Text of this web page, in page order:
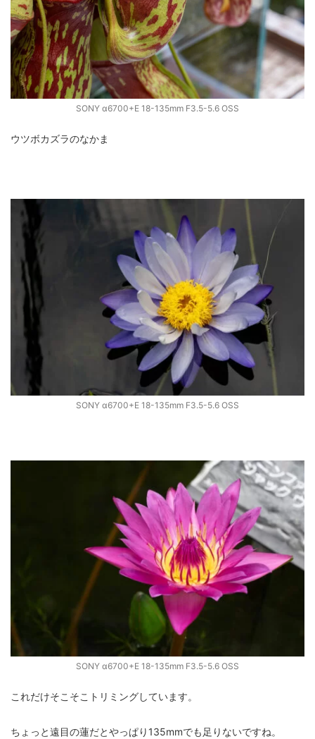
SONY α6700+E 18-135mm F3.5-5.6 OSS
ウツボカズラのなかま
SONY α6700+E 18-135mm F3.5-5.6 OSS
SONY α6700+E 18-135mm F3.5-5.6 OSS
これだけそこそこトリミングしています。
ちょっと遠目の蓮だとやっぱり135mmでも足りないですね。